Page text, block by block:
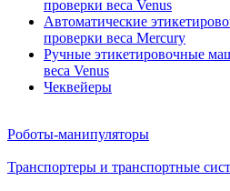
проверки веса Venus
Автоматические
проверки веса Mercury
Ручные этикетировочные
веса Venus
Чеквейеры
Роботы-манипуляторы
Транспортеры и транспортные